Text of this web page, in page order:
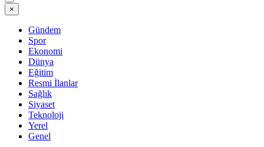
×
Gündem
Spor
Ekonomi
Dünya
Eğitim
Resmi İlanlar
Sağlık
Siyaset
Teknoloji
Yerel
Genel